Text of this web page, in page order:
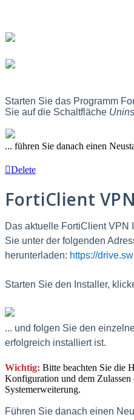
Starten Sie das Programm
Sie auf die Schaltfläche
... führen Sie danach einen
Delete
FortiClient
Das aktuelle FortiClient VPN
Sie unter der folgenden
herunterladen: https://
Starten Sie den Installer,
... und folgen Sie den
erfolgreich installiert ist.
Wichtig: Bitte beachten Sie die
Konfiguration und dem
Systemerweiterung.
Führen Sie danach einen